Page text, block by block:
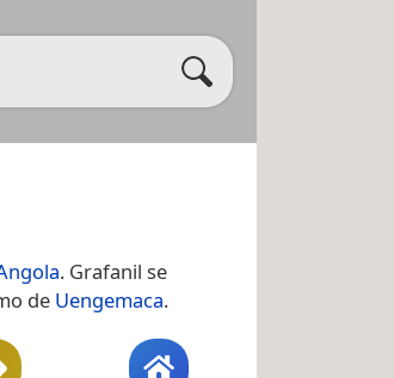
. Grafanil se
de Uengemaca.